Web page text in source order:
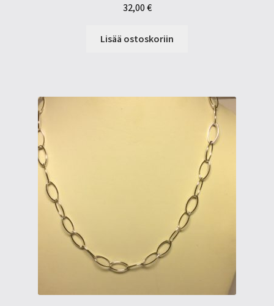
32,00 €
Lisää ostoskoriin